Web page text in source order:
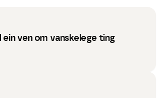
ein ven om vanskelege ting